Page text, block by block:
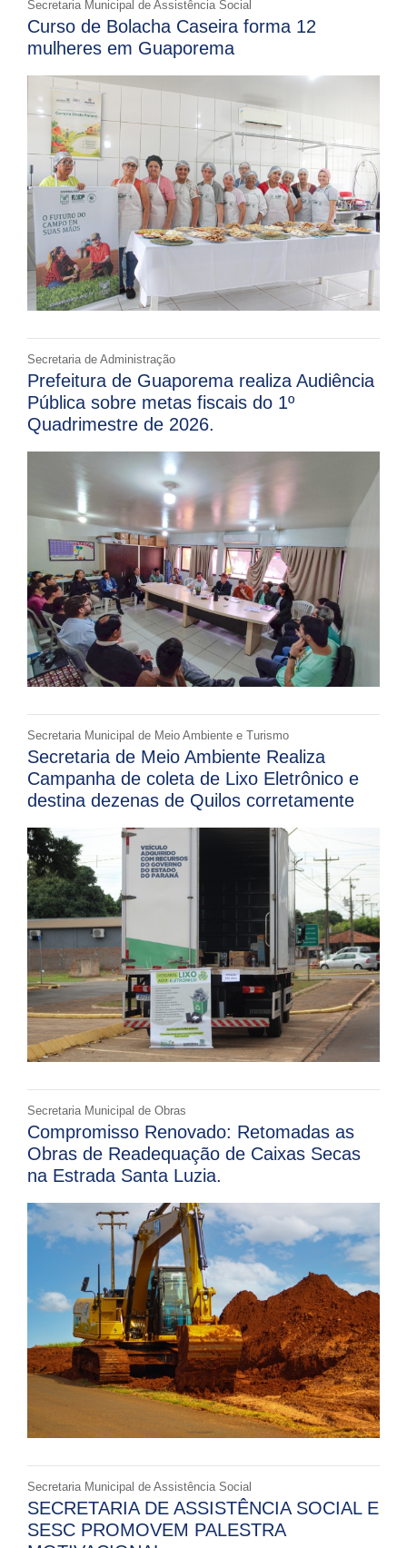
Secretaria Municipal de Assistência Social
Curso de Bolacha Caseira forma 12
mulheres em Guaporema
Secretaria de Administração
Prefeitura de Guaporema realiza Audiência
Pública sobre metas fiscais do 1º
Quadrimestre de 2026.
Secretaria Municipal de Meio Ambiente e Turismo
Secretaria de Meio Ambiente Realiza
Campanha de coleta de Lixo Eletrônico e
destina dezenas de Quilos corretamente
Secretaria Municipal de Obras
Compromisso Renovado: Retomadas as
Obras de Readequação de Caixas Secas
na Estrada Santa Luzia.
Secretaria Municipal de Assistência Social
SECRETARIA DE ASSISTÊNCIA SOCIAL E
SESC PROMOVEM PALESTRA